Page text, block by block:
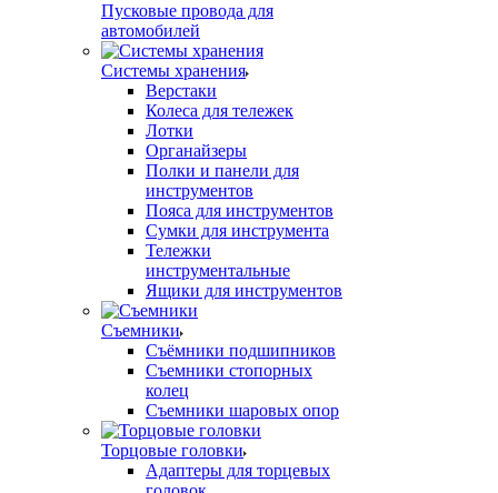
Пусковые провода для
автомобилей
Системы хранения
Верстаки
Колеса для тележек
Лотки
Органайзеры
Полки и панели для
инструментов
Пояса для инструментов
Сумки для инструмента
Тележки
инструментальные
Ящики для инструментов
Съемники
Съёмники подшипников
Съемники стопорных
колец
Съемники шаровых опор
Торцовые головки
Адаптеры для торцевых